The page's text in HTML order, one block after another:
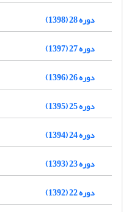
دوره 28 (1398)
دوره 27 (1397)
دوره 26 (1396)
دوره 25 (1395)
دوره 24 (1394)
دوره 23 (1393)
دوره 22 (1392)